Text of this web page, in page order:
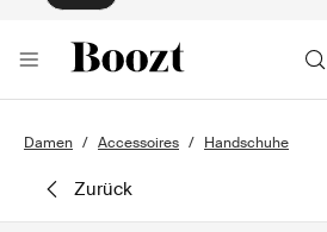
Damen Accessoires Handschuhe
zurück